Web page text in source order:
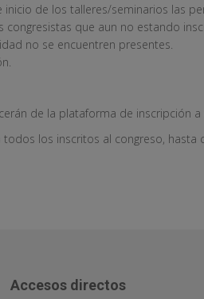
de los talleres/seminarios las
que aun no estando
no se encuentren presentes.
de la plataforma de inscripción
los inscritos al congreso, hasta
Accesos directos